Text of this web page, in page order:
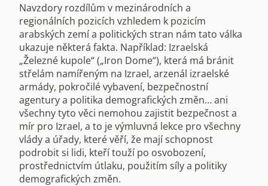
Navzdory rozdílům v mezinárodních a
regionálních pozicích vzhledem k pozicím
arabských zemí a politických stran nám tato válka
ukazuje některá fakta. Například: Izraelská
„Železné kupole“ („Iron Dome“), která má bránit
střelám namířeným na Izrael, arzenál izraelské
armády, pokročilé vybavení, bezpečnostní
agentury a politika demografických změn… ani
všechny tyto věci nemohou zajistit bezpečnost a
mír pro Izrael, a to je výmluvná lekce pro všechny
vlády a úřady, které věří, že mají schopnost
podrobit si lidi, kteří touží po osvobození,
prostřednictvím útlaku, použitím síly a politiky
demografických změn.